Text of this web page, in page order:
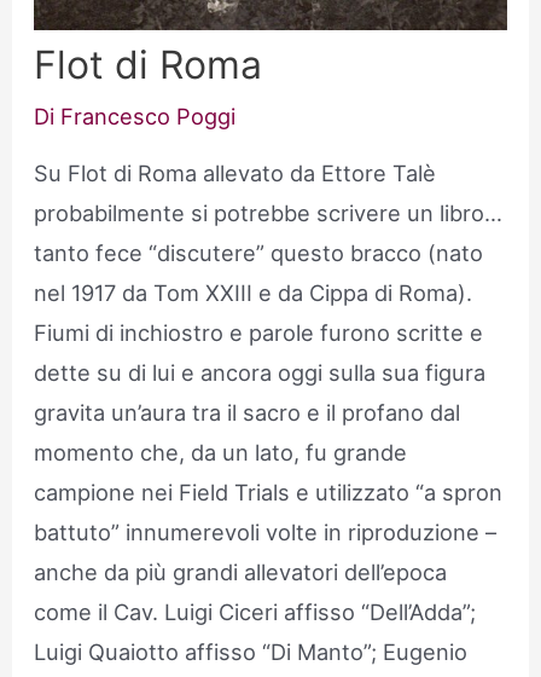
Flot di Roma
Di Francesco Poggi
Su Flot di Roma allevato da Ettore Talè
probabilmente si potrebbe scrivere un libro…
tanto fece “discutere” questo bracco (nato
nel 1917 da Tom XXIII e da Cippa di Roma).
Fiumi di inchiostro e parole furono scritte e
dette su di lui e ancora oggi sulla sua figura
gravita un’aura tra il sacro e il profano dal
momento che, da un lato, fu grande
campione nei Field Trials e utilizzato “a spron
battuto” innumerevoli volte in riproduzione –
anche da più grandi allevatori dell’epoca
come il Cav. Luigi Ciceri affisso “Dell’Adda”;
Luigi Quaiotto affisso “Di Manto”; Eugenio